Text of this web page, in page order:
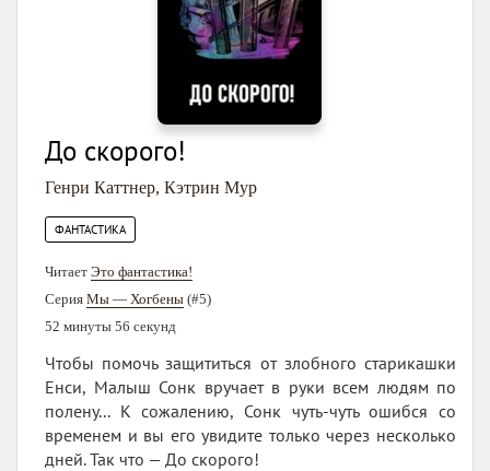
До скорого!
Генри Каттнер, Кэтрин Мур
ФАНТАСТИКА
Читает Это фантастика!
Серия Мы — Хогбены (#5)
52 минуты 56 секунд
Чтобы помочь защититься от злобного старикашки
Енси, Малыш Сонк вручает в руки всем людям по
полену... К сожалению, Сонк чуть-чуть ошибся со
временем и вы его увидите только через несколько
дней. Так что — До скорого!